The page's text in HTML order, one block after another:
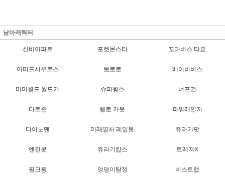
남아캐릭터
신비아파트 포켓몬스터 꼬마버스 타요
아머드사우르스 뽀로로 베이비버스
미미월드 월드카 슈퍼윙스 너프건
다트존 헬로 카봇 파워레인저
다이노맨 미래열차 레일봇 쥬라기팟
엔진봇 쥬라기캅스 트레져X
핑크퐁 엉덩이탐정 비스트랩